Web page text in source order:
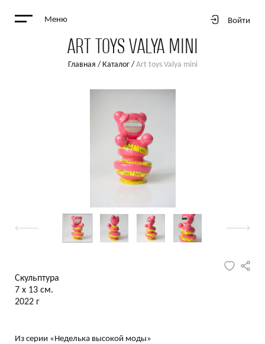
Меню Войти
ART TOYS VALYA MINI
Главная / Каталог/ Art toys Valya mini
Скульптура
7 х 13 см.
2022 г
Из серии «Неделька высокой моды»